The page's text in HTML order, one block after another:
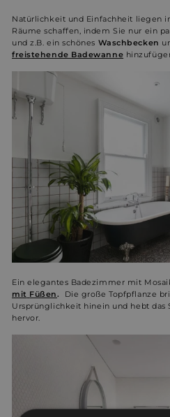
Natürlichkeit und Einfachheit liegen
Räume schaffen, indem Sie nur ein
und z.B. ein schönes Waschbecken
freistehende Badewanne
Ein elegantes Badezimmer mit
mit Füßen. Die große Topfpflanze
Ursprünglichkeit hinein und hebt das
hervor.